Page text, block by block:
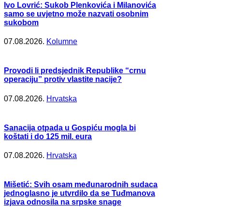
Ivo Lovrić: Sukob Plenkovića i Milanovića
samo se uvjetno može nazvati osobnim
sukobom
07.08.2026. Kolumne
Provodi li predsjednik Republike “crnu
operaciju” protiv vlastite nacije?
07.08.2026. Hrvatska
Sanacija otpada u Gospiću mogla bi
koštati i do 125 mil. eura
07.08.2026. Hrvatska
Mišetić: Svih osam međunarodnih sudaca
jednoglasno je utvrdilo da se Tuđmanova
izjava odnosila na srpske snage